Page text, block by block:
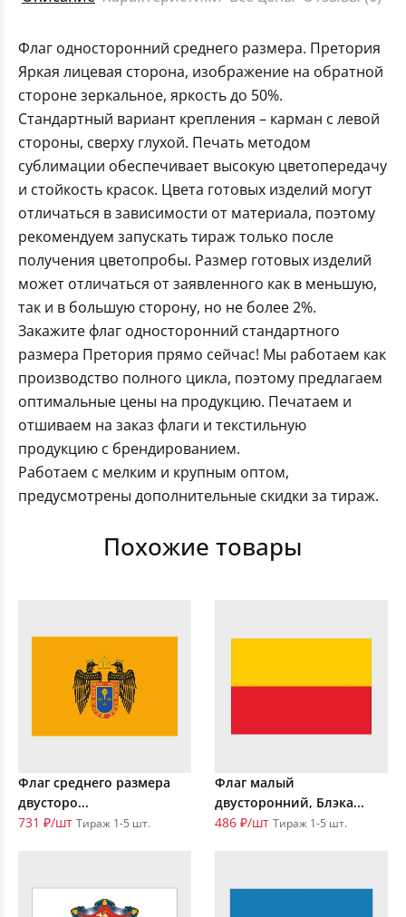
Флаг односторонний среднего размера. Претория
Яркая лицевая сторона, изображение на обратной
стороне зеркальное, яркость до 50%.
Стандартный вариант крепления – карман с левой
стороны, сверху глухой. Печать методом
сублимации обеспечивает высокую цветопередачу
и стойкость красок. Цвета готовых изделий могут
отличаться в зависимости от материала, поэтому
рекомендуем запускать тираж только после
получения цветопробы. Размер готовых изделий
может отличаться от заявленного как в меньшую,
так и в большую сторону, но не более 2%.
Закажите флаг односторонний стандартного
размера Претория прямо сейчас! Мы работаем как
производство полного цикла, поэтому предлагаем
оптимальные цены на продукцию. Печатаем и
отшиваем на заказ флаги и текстильную
продукцию с брендированием.
Работаем с мелким и крупным оптом,
предусмотрены дополнительные скидки за тираж.
Похожие товары
Флаг среднего размера
двусторо...
731 ₽/шт Тираж 1-5 шт.
Флаг малый
двусторонний, Блэка...
486 ₽/шт Тираж 1-5 шт.